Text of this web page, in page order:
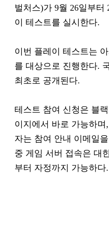
벌처스)가 9월 26일부터
이 테스트를 실시한다.
이번 플레이 테스트는
를 대상으로 진행한다.
최초로 공개된다.
테스트 참여 신청은 블
이지에서 바로 가능하
자는 참여 안내 이메일
중 게임 서버 접속은 대
부터 자정까지 가능하다.